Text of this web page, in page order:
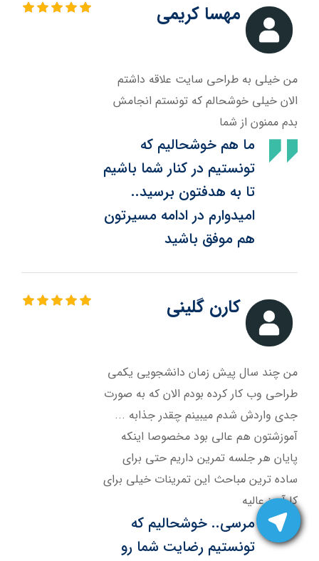
مهسا کریمی
من خیلی به طراحی سایت علاقه داشتم
الان خیلی خوشحالم که تونستم انجامش
بدم ممنون از شما
ما هم خوشحالیم که
تونستیم در کنار شما باشیم
تا به هدفتون برسید..
امیدوارم در ادامه مسیرتون
هم موفق باشید
کارن گلینی
من چند سال پیش زمان دانشجویی یکمی
طراحی وب کار کرده بودم الان که به صورت
جدی واردش شدم میبینم چقدر جذابه ...
آموزشتون هم عالی بود مخصوصا اینکه
پایان هر جلسه تمرین داریم حتی برای
ساده ترین مباحث این تمرینات خیلی برای
کارآموز عالیه
مرسی.. خوشحالیم که
تونستیم رضایت شما رو